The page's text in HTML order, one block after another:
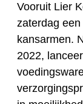
Vooruit Lier
zaterdag
kansarmen.
2022,